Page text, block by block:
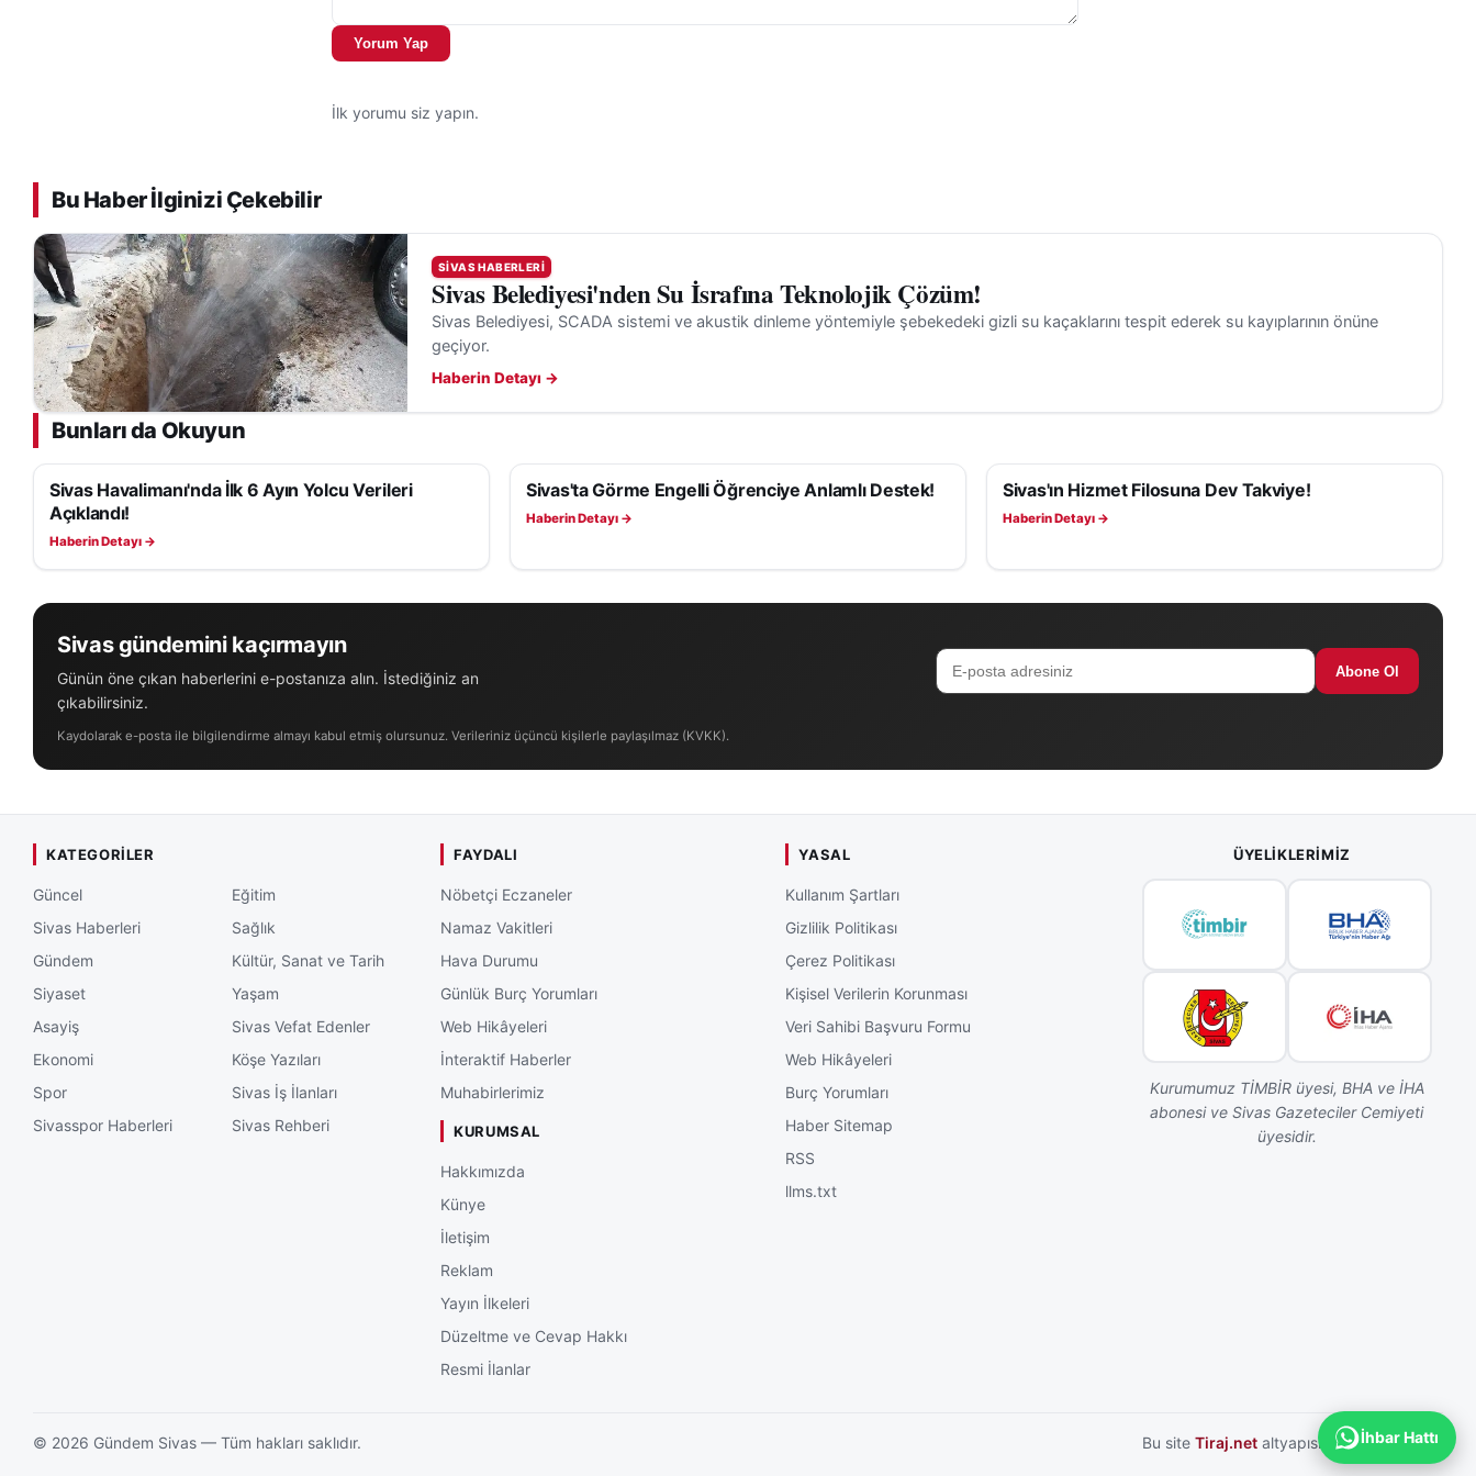
Yorum Yap
İlk yorumu siz yapın.
Bu Haber İlginizi Çekebilir
SIVAS HABERLERI
Sivas Belediyesi'nden Su İsrafına Teknolojik Çözüm!
Sivas Belediyesi, SCADA sistemi ve akustik dinleme yöntemiyle şebekedeki gizli su kaçaklarını tespit ederek su kayıplarının önüne
geçiyor.
Haberin Detayı →
Bunları da Okuyun
SIVAS HABERLERI
Sivas Havalimanı'nda İlk 6 Ayın Yolcu Verileri
Açıklandı!
Haberin Detayı →
SIVAS HABERLERI
Sivas'ta Görme Engelli Öğrenciye Anlamlı Destek!
Haberin Detayı →
SIVAS HABERLERI
Sivas'ın Hizmet Filosuna Dev Takviye!
Haberin Detayı →
Sivas gündemini kaçırmayın
Günün öne çıkan haberlerini e-postanıza alın. İstediğiniz an
çıkabilirsiniz.
Abone Ol
Kaydolarak e-posta ile bilgilendirme almayı kabul etmiş olursunuz. Verileriniz üçüncü kişilerle paylaşılmaz (KVKK).
KATEGORILER
Güncel
Sivas Haberleri
Gündem
Siyaset
Asayiş
Ekonomi
Spor
Sivasspor Haberleri
Eğitim
Sağlık
Kültür, Sanat ve Tarih
Yaşam
Sivas Vefat Edenler
Köşe Yazıları
Sivas İş İlanları
Sivas Rehberi
FAYDALI
Nöbetçi Eczaneler
Namaz Vakitleri
Hava Durumu
Günlük Burç Yorumları
Web Hikâyeleri
İnteraktif Haberler
Muhabirlerimiz
KURUMSAL
Hakkımızda
Künye
İletişim
Reklam
Yayın İlkeleri
Düzeltme ve Cevap Hakkı
Resmi İlanlar
YASAL
Kullanım Şartları
Gizlilik Politikası
Çerez Politikası
Kişisel Verilerin Korunması
Veri Sahibi Başvuru Formu
Web Hikâyeleri
Burç Yorumları
Haber Sitemap
RSS
llms.txt
ÜYELIKLERIMIZ
Kurumumuz TİMBİR üyesi, BHA ve İHA
abonesi ve Sivas Gazeteciler Cemiyeti
üyesidir.
© 2026 Gündem Sivas — Tüm hakları saklıdır. Bu site Tiraj.net altyapısı ile hazırlanmıştır.
İhbar Hattı